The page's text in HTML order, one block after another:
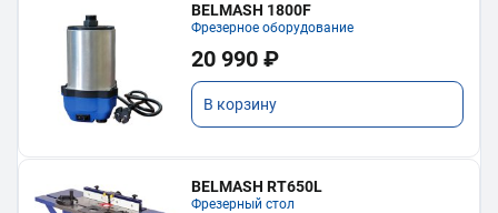
BELMASH 1800F
Фрезерное оборудование
20 990 ₽
В корзину
BELMASH RT650L
Фрезерный стол